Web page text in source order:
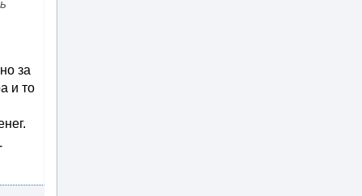
за
и то